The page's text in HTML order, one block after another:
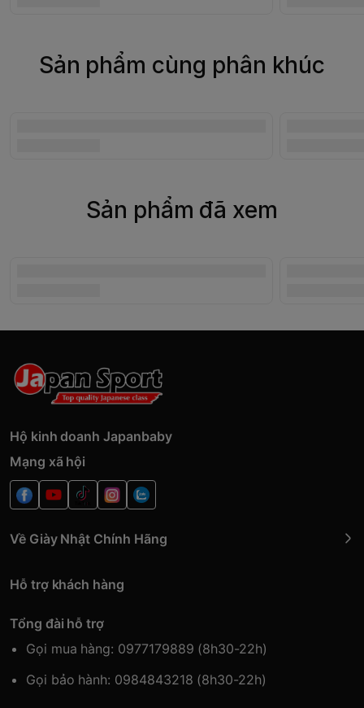
Sản phẩm cùng phân khúc
Sản phẩm đã xem
Hộ kinh doanh Japanbaby
Mạng xã hội
Về Giày Nhật Chính Hãng
Hỗ trợ khách hàng
Tổng đài hỗ trợ
Gọi mua hàng: 0977179889 (8h30-22h)
Gọi bảo hành: 0984843218 (8h30-22h)